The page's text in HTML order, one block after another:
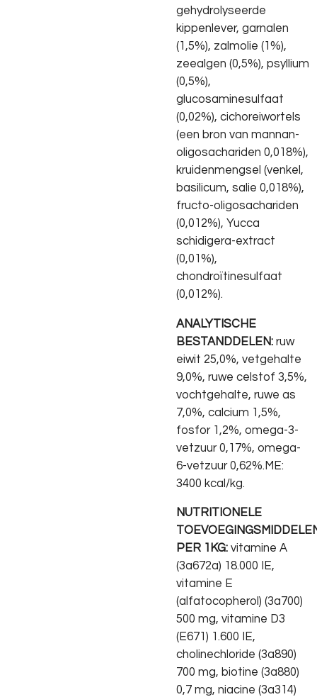
gehydrolyseerde
kippenlever, garnalen
(1,5%), zalmolie (1%),
zeealgen (0,5%), psyllium
(0,5%),
glucosaminesulfaat
(0,02%), cichoreiwortels
(een bron van mannan-
oligosachariden 0,018%),
kruidenmengsel (venkel,
basilicum, salie 0,018%),
fructo-oligosachariden
(0,012%), Yucca
schidigera-extract
(0,01%),
chondroïtinesulfaat
(0,012%).
ANALYTISCHE
BESTANDDELEN: ruw
eiwit 25,0%, vetgehalte
9,0%, ruwe celstof 3,5%,
vochtgehalte, ruwe as
7,0%, calcium 1,5%,
fosfor 1,2%, omega-3-
vetzuur 0,17%, omega-
6-vetzuur 0,62%.ME:
3400 kcal/kg.
NUTRITIONELE
PER 1KG: vitamine A
(3a672a) 18.000 IE,
vitamine E
(alfatocopherol) (3a700)
500 mg, vitamine D3
(E671) 1.600 IE,
cholinechloride (3a890)
700 mg, biotine (3a880)
0,7 mg, niacine (3a314)